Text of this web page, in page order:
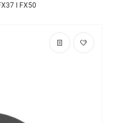
I FX50